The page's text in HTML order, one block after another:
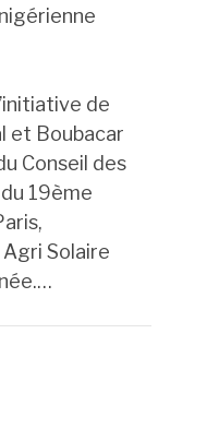
de
et Boubacar
Conseil des
19ème
Solaire